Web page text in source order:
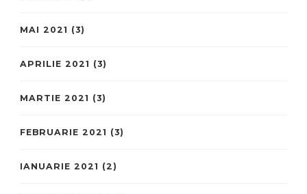
MAI 2021 (3)
APRILIE 2021 (3)
MARTIE 2021 (3)
FEBRUARIE 2021 (3)
IANUARIE 2021 (2)